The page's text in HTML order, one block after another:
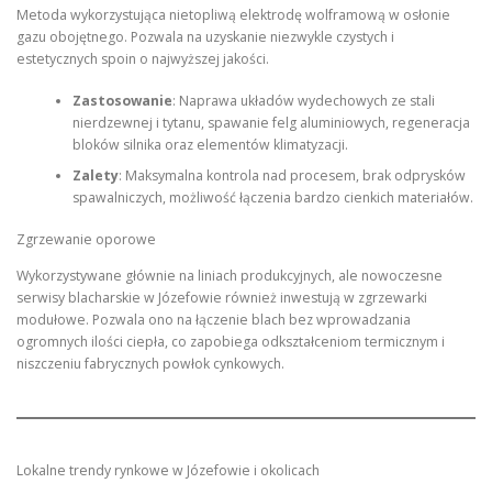
Metoda wykorzystująca nietopliwą elektrodę wolframową w osłonie
gazu obojętnego. Pozwala na uzyskanie niezwykle czystych i
estetycznych spoin o najwyższej jakości.
Zastosowanie: Naprawa układów wydechowych ze stali
nierdzewnej i tytanu, spawanie felg aluminiowych, regeneracja
bloków silnika oraz elementów klimatyzacji.
Zalety: Maksymalna kontrola nad procesem, brak odprysków
spawalniczych, możliwość łączenia bardzo cienkich materiałów.
Zgrzewanie oporowe
Wykorzystywane głównie na liniach produkcyjnych, ale nowoczesne
serwisy blacharskie w Józefowie również inwestują w zgrzewarki
modułowe. Pozwala ono na łączenie blach bez wprowadzania
ogromnych ilości ciepła, co zapobiega odkształceniom termicznym i
niszczeniu fabrycznych powłok cynkowych.
Lokalne trendy rynkowe w Józefowie i okolicach